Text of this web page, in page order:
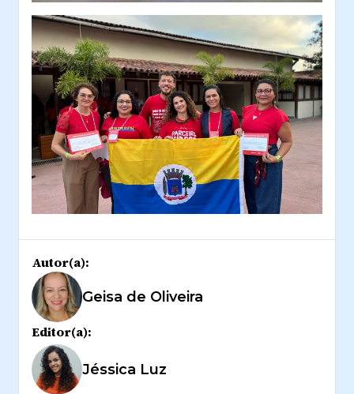
Autor(a):
Geisa de Oliveira
Editor(a):
Jéssica Luz